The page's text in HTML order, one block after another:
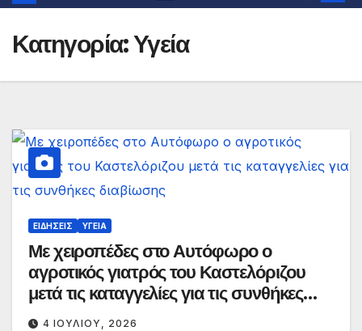
Κατηγορία:Υγεία
ΕΙΔΉΣΕΙΣ ΥΓΕΊΑ
Με χειροπέδες στο Αυτόφωρο ο
αγροτικός γιατρός του Καστελόριζου
μετά τις καταγγελίες για τις συνθήκες
διαβίωσης
4 ΙΟΥΛΊΟΥ, 2026